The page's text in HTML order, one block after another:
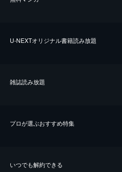
U-NEXTオリジナル書籍読み放題
雑誌読み放題
プロが選ぶおすすめ特集
いつでも解約できる